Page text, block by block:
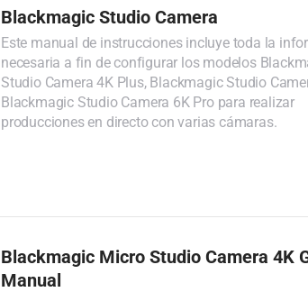
Blackmagic Studio Camera
Este manual de instrucciones incluye toda la
necesaria a fin de configurar los modelos
Studio Camera 4K Plus, Blackmagic Studio
Blackmagic Studio Camera 6K Pro para realizar
producciones en directo con varias cámaras.
Blackmagic Micro Studio Camera 4K
Manual